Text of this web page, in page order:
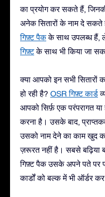
का प्रयोग कर सकते हैं,
अनेक सितारों के नाम दे सकते
गिफ़्ट पैकके साथ उपलब्ध हैं,
गिफ़्टके साथ भी किया जा
क्या आपको इन सभी सितारों
हो रही है? OSR गिफ़्ट कार्ड
आपको सिर्फ़ एक परंपरागत
करना है। उसके बाद,
उसको नाम देने का काम खुद
ज़रूरत नहीं है। सबसे बढ़िया
गिफ़्ट पैक उसके अपने पते पर
कार्डों को बल्क में भी ऑर्डर